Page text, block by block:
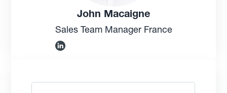
John Macaigne
Sales Team Manager France